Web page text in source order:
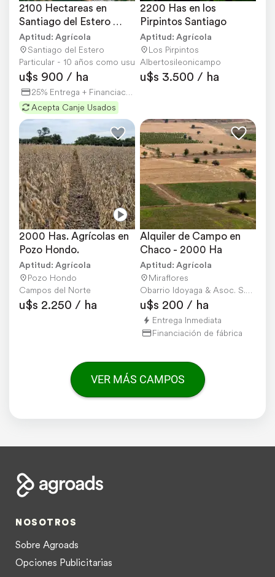
2100 Hectareas en
Santiago del Estero
(departamento Capital)
Aptitud: Agrícola
Santiago del Estero
Particular - 10 años como usuario
u$s 900 / ha
25% Entrega + Financiación
Acepta Canje Usados
2200 Has en los
Pirpintos Santiago
Aptitud: Agrícola
Los Pirpintos
Albertosileonicampo
u$s 3.500 / ha
2000 Has. Agrícolas en
Pozo Hondo.
Aptitud: Agrícola
Pozo Hondo
Campos del Norte
u$s 2.250 / ha
Alquiler de Campo en
Chaco - 2000 Ha
Aptitud: Agrícola
Miraflores
Obarrio Idoyaga & Asoc. S.R.L.
u$s 200 / ha
Entrega Inmediata
Financiación de fábrica
VER MÁS CAMPOS
NOSOTROS
Sobre Agroads
Opciones Publicitarias